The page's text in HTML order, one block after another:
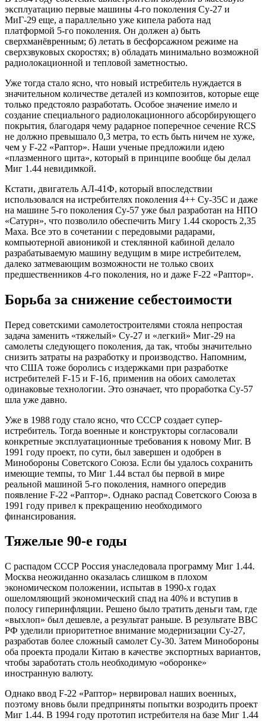
эксплуатацию первые машины 4-го поколения Су-27 и
МиГ-29 еще, а параллельно уже кипела работа над
платформой 5-го поколения. Он должен а) быть
сверхманёвренным; б) летать в бесфорсажном режиме на
сверхзвуковых скоростях; в) обладать минимально возможной
радиолокационной и тепловой заметностью.
Уже тогда стало ясно, что новый истребитель нуждается в
значительном количестве деталей из композитов, которые еще
только предстояло разработать. Особое значение имело и
создание специального радиолокационного абсорбирующего
покрытия, благодаря чему радарное поперечное сечение RCS
не должно превышало 0,3 метра, то есть быть ничем не хуже,
чем у F-22 «Раптор». Наши ученые предложили идею
«плазменного щита», который в принципе вообще бы делал
Миг 1.44 невидимкой.
Кстати, двигатель АЛ-41Ф, который впоследствии
использовался на истребителях поколения 4++ Су-35С и даже
на машине 5-го поколения Су-57 уже был разработан на НПО
«Сатурн», что позволило обеспечить Мигу 1.44 скорость 2,35
Маха. Все это в сочетании с передовыми радарами,
компьютерной авионикой и стеклянной кабиной делало
разрабатываемую машину ведущим в мире истребителем,
далеко затмевающим возможности не только своих
предшественников 4-го поколения, но и даже F-22 «Раптор».
Борьба за снижение себестоимости
Перед советскими самолетостроителями стояла непростая
задача заменить «тяжелый» Су-27 и «легкий» Миг-29 на
самолеты следующего поколения, да так, чтобы значительно
снизить затраты на разработку и производство. Напомним,
что США тоже боролись с издержками при разработке
истребителей F-15 и F-16, применив на обоих самолетах
одинаковые технологии. Это означает, что проработка Су-57
шла уже давно.
Уже в 1988 году стало ясно, что СССР создает супер-
истребитель. Тогда военные и конструкторы согласовали
конкретные эксплуатационные требования к новому Миг. В
1991 году проект, по сути, был завершен и одобрен в
Минобороны Советского Союза. Если бы удалось сохранить
имеющие темпы, то Миг 1.44 встал бы первой в мире
реальной машиной 5-го поколения, намного опередив
появление F-22 «Раптор». Однако распад Советского Союза в
1991 году привел к прекращению необходимого
финансирования.
Тяжелые 90-е годы
С распадом СССР Россия унаследовала программу Миг 1.44.
Москва неожиданно оказалась слишком в плохом
экономическом положении, испытав в 1990-х годах
ошеломляющий экономический спад на 40% и вступив в
полосу гиперинфляции. Решено было тратить деньги там, где
«выхлоп» был дешевле, а результат раньше. В результате ВВС
РФ уделили приоритетное внимание модернизации Су-27,
разработав более сложный самолет Су-30. Затем Минобороны
оба проекта продали Китаю в качестве экспортных вариантов,
чтобы заработать столь необходимую «оборонке»
иностранную валюту.
Однако ввод F-22 «Раптор» нервировал наших военных,
поэтому вновь были предприняты попытки возродить проект
Миг 1.44. В 1994 году прототип истребителя на базе Миг 1.44